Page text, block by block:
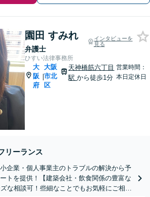
園田 すみれ
弁護士
インタビューを
見る
ひすい法律事務所
大
阪
府
|
大阪
市北
区
天神橋筋六丁目
駅から徒歩1分
営業時間：
本日定休日
リーランス
企業・個人事業主のトラブルの解決から予
トを提供！【建築会社・飲食関係の豊富な
な相談可！些細なことでもお気軽にご相談